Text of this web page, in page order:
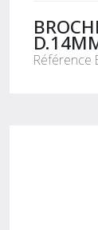
Référence